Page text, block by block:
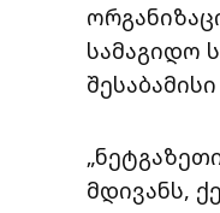
სამაგიდო
მდივანს,